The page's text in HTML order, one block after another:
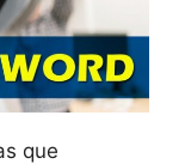
que